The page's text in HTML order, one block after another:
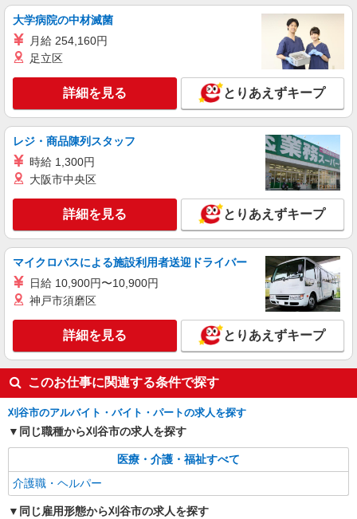
り）
お好きな勤務地をお選び下さい！！
キープ 詳細を見る
アルバイト
日研トータルソーシング株式会社 メディカルケア事業部/知立オフィ
介護スタッフ／資格あり or 経験者
給1,400円〜 ◆初任者研修・未経験：時給1,400
円〜 ◆初任者研修・経験者：時給1,500円〜 ◆介
り）
愛知県刈谷市 【最寄駅】名鉄本線「知立」駅
★勤務地は3000ヶ所以上★ 自宅から通いやすいエ
リアなど、お好きな勤務地をお選び下さい！！
キープ 詳細を見る
株式会社kotrio /●NG-H-2031022
刈谷駅＊年齢不問◎未経験から安定した業界へ
時給1500円〜2125円 ＜日払い有/週払い有/交
通費全支給(ガソリン代含む)＞
刈谷市【刈谷駅近く】
キープ
派遣社員
株式会社kotrio /●NG-H-1992524
[ 高収入 ]刈谷駅近く【日収1.2万円】生活支援
時給1500円〜2125円 ＜日払い有/週払い有/交
通費全支給(ガソリン代含む)＞
大学病院の中材滅菌
月給 254,160円
足立区
詳細を見る とりあえずキープ
レジ・商品陳列スタッフ
時給 1,300円
大阪市中央区
詳細を見る とりあえずキープ
マイクロバスによる施設利用者送迎ドライバー
日給 10,900円〜10,900円
神戸市須磨区
詳細を見る とりあえずキープ
このお仕事に関連する条件で探す
刈谷市のアルバイト・バイト・パートの求人を探す
同じ職種から刈谷市の求人を探す
医療・介護・福祉すべて
介護職・ヘルパー
同じ雇用形態から刈谷市の求人を探す